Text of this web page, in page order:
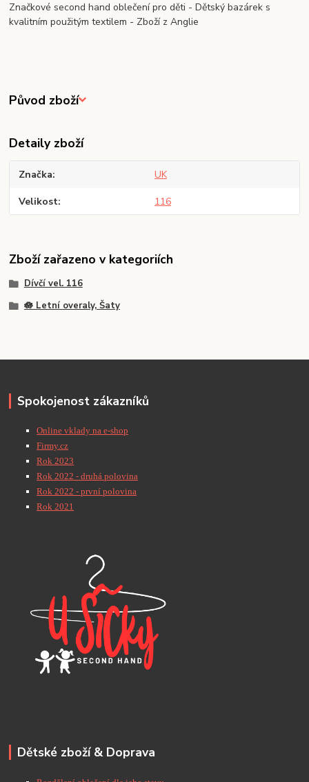
Značkové second hand oblečení pro děti - Dětský bazárek s
kvalitním použitým textilem - Zboží z Anglie
Původ zboží
Detaily zboží
Značka UK
Velikost 116
Zboží zařazeno v kategoriích
Dívčí vel. 116
🪷 Letní overaly, Šaty
Spokojenost zákazníků
Online vklady na e-shop
Firmy.cz
Rok 2023
Rok 2022 - druhá polovina
Rok 2022 - první polovina
Rok 2021
Dětské zboží & Doprava